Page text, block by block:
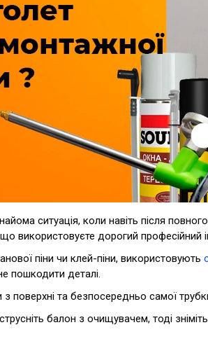
ситуація, коли навіть після
використовуєте дорогий професійний
піни чи клей-піни, використовують
пошкодити деталі.
поверхні та безпосередньо самої
балон з очищувачем, тоді